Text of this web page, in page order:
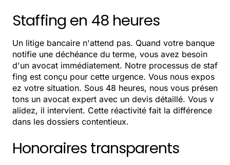
Staffing en 48 heures
Un litige bancaire n'attend pas. Quand votre banque
notifie une déchéance du terme, vous avez besoin
d'un avocat immédiatement. Notre processus de staf
fing est conçu pour cette urgence. Vous nous expos
ez votre situation. Sous 48 heures, nous vous présen
tons un avocat expert avec un devis détaillé. Vous v
alidez, il intervient. Cette réactivité fait la différence
dans les dossiers contentieux.
Honoraires transparents